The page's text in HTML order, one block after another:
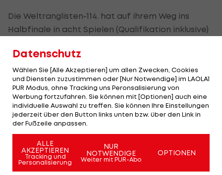
Die Weltranglisten-114. hat auf ihrem Weg ins
Halbfinale in acht Spielen (Qualifikation inklusive)
Podoroskas Rekord eingestellt
Gegen Kalinskaya bleibt die Überraschungsfrau
auf dem Platz souverän. "Ich war definitiv nervös
und gestresst. Ich habe versucht, mich auf meinen
Job und mein Spiel zu konzentrieren. Ich bin
glücklich, dass ich das geschafft habe", sagt sie auf
dem Court Philippe Chatrier.
Datenschutz
Wählen Sie [Alle Akzeptieren] um allen Zwecken, Cookies
und Diensten zuzustimmen oder [Nur Notwendige] im LAOLA1
PUR Modus, ohne Tracking uns Peronsalisierung von
Werbung fortzufahren. Sie können mit [Optionen] auch eine
individuelle Auswahl zu treffen. Sie können Ihre Einstellungen
jederzeit über den Button links unten bzw. über den Link in
der Fußzeile anpassen.
ALLE
AKZEPTIEREN
Tracking und
Personalisierung
NUR
NOTWENDIGE
Weiter mit PUR-Abo
OPTIONEN